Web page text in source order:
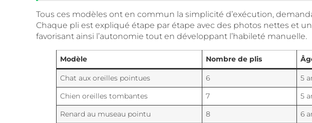
Tous ces modèles ont en commun la simplicité d’exécution,
Chaque pli est expliqué étape par étape avec des photos nettes et
favorisant ainsi l’autonomie tout en développant l’habileté manuelle.
Modèle Nombre de plis
Chat aux oreilles pointues 6 5
Chien oreilles tombantes
7 5
Renard au museau pointu
8 6